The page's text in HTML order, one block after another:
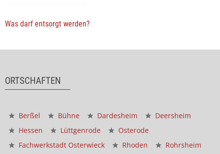
Was darf entsorgt werden?
ORTSCHAFTEN
Berßel Bühne Dardesheim
Deersheim
Hessen
Lüttgenrode
Osterode
Fachwerkstadt Osterwieck
Rhoden
Rohrsheim